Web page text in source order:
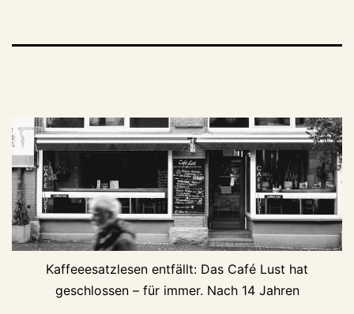
Kaffeeesatzlesen entfällt: Das Café Lust hat
geschlossen – für immer. Nach 14 Jahren